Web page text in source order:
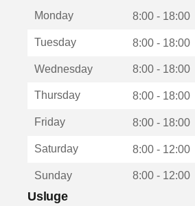
u
Monday 8:00 - 18:00
Tuesday 8:00 - 18:00
Wednesday 8:00 - 18:00
Thursday 8:00 - 18:00
Friday 8:00 - 18:00
Saturday 8:00 - 12:00
Sunday 8:00 - 12:00
Usluge